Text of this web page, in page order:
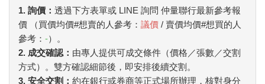
1. 詢價： 透過下方表單或 LINE 詢問 仲量聯行最新參考報
價 （買價均價#想賣的人參考： 議價 / 賣價均價#想買的人
參考： -）。
2. 成交確認： 由專人提供可成交條件（價格／張數／交割
方式）。雙方確認細節後，即安排後續交割。
3. 安全交割： 約在銀行或券商等正式場所辦理，核對身分